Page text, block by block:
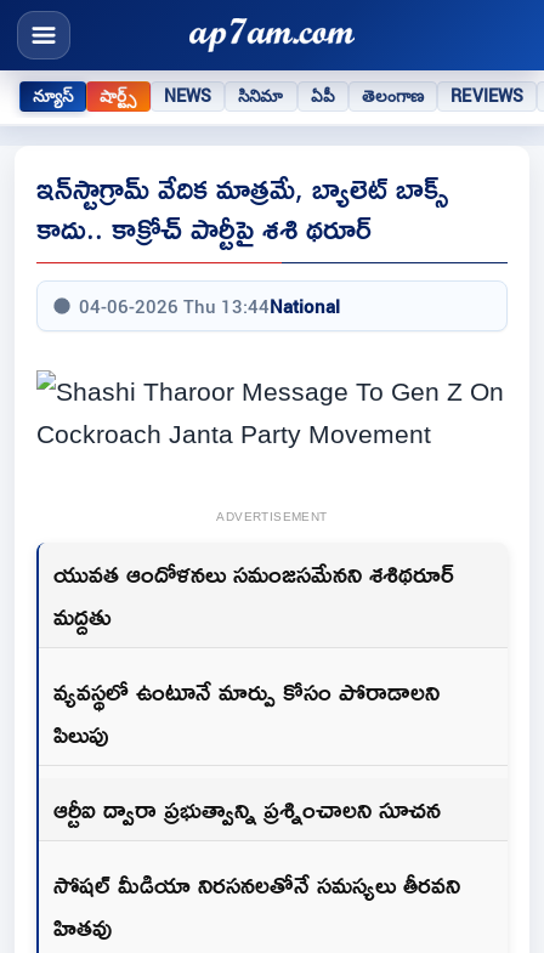
న్యూస్ షార్ట్స్ NEWS సినిమా ఏపీ తెలంగాణ REVIEWS
ఇన్‌స్టాగ్రామ్ వేదిక మాత్రమే, బ్యాలెట్ బాక్స్
కాదు.. కాక్రోచ్‌ పార్టీపై శశి థరూర్‌
04-06-2026 Thu 13:44National
ADVERTISEMENT
యువత ఆందోళనలు సమంజసమేనని శశిథరూర్
మద్దతు
వ్యవస్థలో ఉంటూనే మార్పు కోసం పోరాడాలని
పిలుపు
ఆర్టీఐ ద్వారా ప్రభుత్వాన్ని ప్రశ్నించాలని సూచన
సోషల్ మీడియా నిరసనలతోనే సమస్యలు తీరవని
హితవు